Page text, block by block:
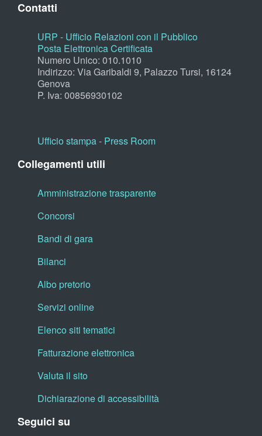
Contatti
URP - Ufficio Relazioni con il Pubblico
Posta Elettronica Certificata
Numero Unico: 010.1010
Indirizzo: Via Garibaldi 9, Palazzo Tursi, 16124
Genova
P. Iva: 00856930102
Ufficio stampa - Press Room
Collegamenti utili
Amministrazione trasparente
Concorsi
Bandi di gara
Bilanci
Albo pretorio
Servizi online
Elenco siti tematici
Fatturazione elettronica
Valuta il sito
Dichiarazione di accessibilità
Seguici su